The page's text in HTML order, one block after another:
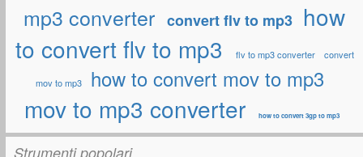
mp3 converter convert flv to mp3 how
to convert flv to mp3
flv to mp3 converter convert
mov to mp3 how to convert mov to mp3
mov to mp3 converter how to convert 3gp to mp3
Strumenti popolari